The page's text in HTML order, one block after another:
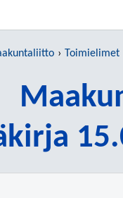
Toimielimet